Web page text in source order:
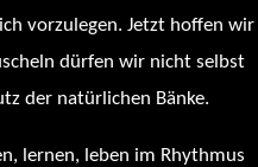
vorzulegen. Jetzt hoffen wir
dürfen wir nicht selbst
der natürlichen Bänke.
lernen, leben im Rhythmus